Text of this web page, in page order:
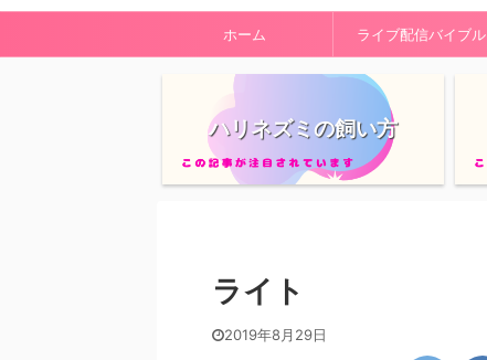
ホーム ライブ配信バイブル
ハリネズミの飼い方
ライト
2019年8月29日